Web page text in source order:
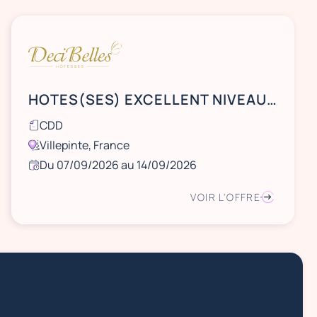
HOTES(SES) EXCELLENT NIVEAU D'ANGLAIS SALON MAISON ET OBJET DU 7 AU 14 SEPTEMBRE A VILLEPINTE
CDD
Villepinte, France
Du 07/09/2026 au 14/09/2026
VOIR L'OFFRE